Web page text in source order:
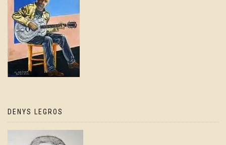
DENYS LEGROS